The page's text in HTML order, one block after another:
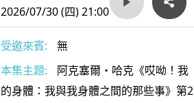
2026/07/30 (四) 21:00
受邀來賓:
無
本集主題:
阿克塞爾・哈克《哎呦！我
的身體：我與我身體之間的那些事》第2